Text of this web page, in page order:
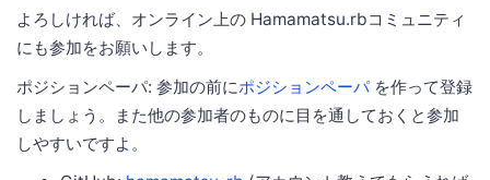
よろしければ、オンライン上の Hamamatsu.rbコミュニティ
にも参加をお願いします。
ポジションペーパ: 参加の前にポジションペーパを作って登録
しましょう。また他の参加者のものに目を通しておくと参加
しやすいですよ。